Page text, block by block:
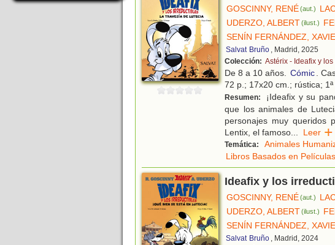
GOSCINNY, RENÉ(aut.)
UDERZO, ALBERT(ilust.)
SENÍN FERNÁNDEZ,
Salvat Bruño , Madrid, 2025
Colección: Astérix - Ideafix y
De 8 a 10 años. Cómic.
72 p.; 17x20 cm.; rústica;
Resumen:
¡Ideafix y su
que los animales de
personajes muy queridos
Lentix, el famoso... Leer
Temática: Animales
Libros Basados en Películas
Ideafix y los
GOSCINNY, RENÉ(aut.)
UDERZO, ALBERT(ilust.)
SENÍN FERNÁNDEZ,
Salvat Bruño , Madrid, 2024